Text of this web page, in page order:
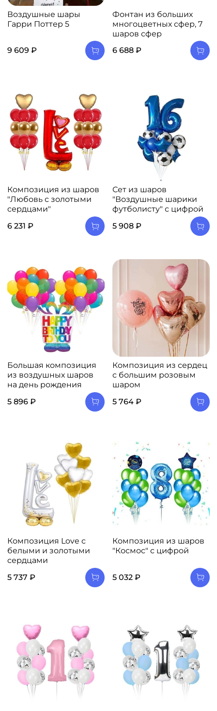
Воздушные шары
Гарри Поттер 5
9 609 ₽
Фонтан из больших
многоцветных сфер, 7
шаров сфер
6 688 ₽
Композиция из шаров
"Любовь с золотыми
сердцами"
6 231 ₽
Сет из шаров
"Воздушные шарики
футболисту" с цифрой
5 908 ₽
Большая композиция
из воздушных шаров
на день рождения
5 896 ₽
Композиция из сердец
с большим розовым
шаром
5 764 ₽
Композиция Love с
белыми и золотыми
сердцами
5 737 ₽
Композиция из шаров
"Космос" с цифрой
5 032 ₽